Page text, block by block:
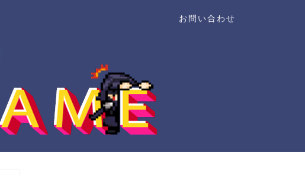
お問い合わせ